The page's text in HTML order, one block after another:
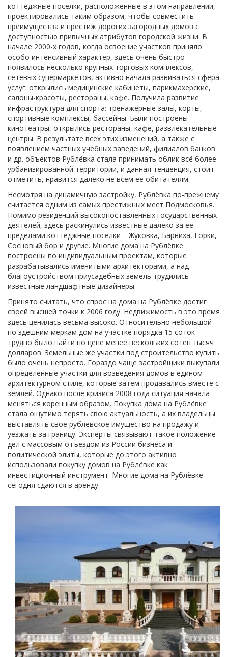
коттеджные посёлки, расположенные в этом направлении,
проектировались таким образом, чтобы совместить
преимущества и престиж дорогих загородных домов с
доступностью привычных атрибутов городской жизни. В
начале 2000-х годов, когда освоение участков приняло
особо интенсивный характер, здесь очень быстро
появилось несколько крупных торговых комплексов,
сетевых супермаркетов, активно начала развиваться сфера
услуг: открылись медицинские кабинеты, парикмахерские,
салоны-красоты, рестораны, кафе. Получила развитие
инфраструктура для спорта: тренажёрные залы, корты,
спортивные комплексы, бассейны. Были построены
кинотеатры, открылись рестораны, кафе, развлекательные
центры. В результате всех этих изменений, а также с
появлением частных учебных заведений, филиалов банков
и др. объектов Рублёвка стала принимать облик всё более
урбанизированной территории, и данная тенденция, стоит
отметить, нравится далеко не всем её обитателям.
Несмотря на динамичную застройку, Рублёвка по-прежнему
считается одним из самых престижных мест Подмосковья.
Помимо резиденций высокопоставленных государственных
деятелей, здесь раскинулись известные далеко за её
пределами коттеджные посёлки – Жуковка, Барвиха, Горки,
Сосновый бор и другие. Многие дома на Рублёвке
построены по индивидуальным проектам, которые
разрабатывались именитыми архитекторами, а над
благоустройством приусадебных земель трудились
известные ландшафтные дизайнеры.
Принято считать, что спрос на дома на Рублёвке достиг
своей высшей точки к 2006 году. Недвижимость в это время
здесь ценилась весьма высоко. Относительно небольшой
по здешним меркам дом на участке порядка 15 соток
трудно было найти по цене менее нескольких сотен тысяч
долларов. Земельные же участки под строительство купить
было очень непросто. Гораздо чаще застройщики выкупали
определённые участки для возведения домов в едином
архитектурном стиле, которые затем продавались вместе с
землёй. Однако после кризиса 2008 года ситуация начала
меняться коренным образом. Покупка дома на Рублёвке
стала ощутимо терять свою актуальность, а их владельцы
выставлять своё рублёвское имущество на продажу и
уезжать за границу. Эксперты связывают такое положение
дел с массовым отъездом из России бизнеса и
политической элиты, которые до этого активно
использовали покупку домов на Рублёвке как
инвестиционный инструмент. Многие дома на Рублёвке
сегодня сдаются в аренду.